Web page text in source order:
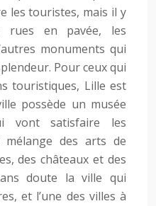
les touristes, mais il y
rues en pavée, les
monuments qui
Pour ceux qui
touristiques, Lille est
possède un musée
vont satisfaire les
des arts de
des châteaux et des
doute la ville qui
et l’une des villes à